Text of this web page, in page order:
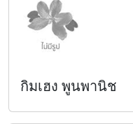
กิมเฮง พูนพานิช